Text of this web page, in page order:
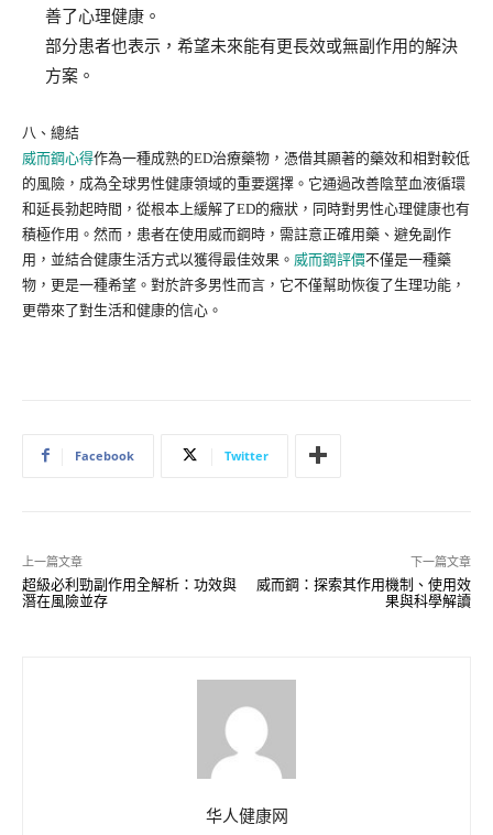
善了心理健康。
部分患者也表示，希望未來能有更長效或無副作用的解決
方案。
八、總結
威而鋼心得作為一種成熟的ED治療藥物，憑借其顯著的藥效和相對較低
的風險，成為全球男性健康領域的重要選擇。它通過改善陰莖血液循環
和延長勃起時間，從根本上緩解了ED的癥狀，同時對男性心理健康也有
積極作用。然而，患者在使用威而鋼時，需註意正確用藥、避免副作
用，並結合健康生活方式以獲得最佳效果。 威而鋼評價不僅是一種藥
物，更是一種希望。對於許多男性而言，它不僅幫助恢復了生理功能，
更帶來了對生活和健康的信心。
Facebook Twitter
上一篇文章
超級必利勁副作用全解析：功效與
潛在風險並存
下一篇文章
威而鋼：探索其作用機制、使用效
果與科學解讀
华人健康网